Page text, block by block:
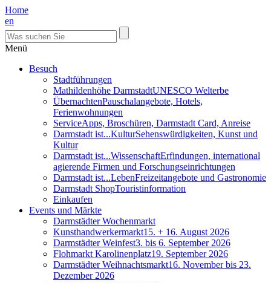
Home
en
Menü
Besuch
Stadtführungen
Mathildenhöhe DarmstadtUNESCO Welterbe
ÜbernachtenPauschalangebote, Hotels,
Ferienwohnungen
ServiceApps, Broschüren, Darmstadt Card, Anreise
Darmstadt ist...KulturSehenswürdigkeiten, Kunst und
Kultur
Darmstadt ist...WissenschaftErfindungen, international
agierende Firmen und Forschungseinrichtungen
Darmstadt ist...LebenFreizeitangebote und Gastronomie
Darmstadt ShopTouristinformation
Einkaufen
Events und Märkte
Darmstädter Wochenmarkt
Kunsthandwerkermarkt15. + 16. August 2026
Darmstädter Weinfest3. bis 6. September 2026
Flohmarkt Karolinenplatz19. September 2026
Darmstädter Weihnachtsmarkt16. November bis 23.
Dezember 2026